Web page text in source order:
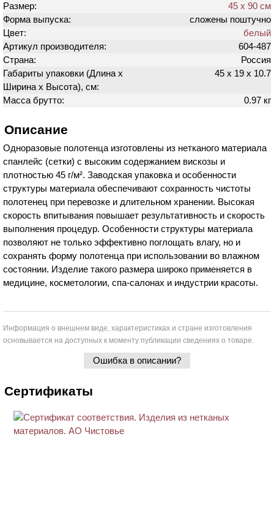
Размер:
45 х 90 см
Форма выпуска:
сложены поштучно
Цвет:
белый
Артикул производителя:
604-487
Страна:
Россия
Габариты упаковки (Длина х
Ширина х Высота), см:
45 х 19 х 10.7
Масса брутто: 0.97 кг
Описание
Одноразовые полотенца изготовлены из нетканого материала
спанлейс (сетки) с высоким содержанием вискозы и
плотностью 45 г/м². Заводская упаковка и особенности
структуры материала обеспечивают сохранность чистоты
полотенец при перевозке и длительном хранении. Высокая
скорость впитывания повышает результативность и скорость
выполнения процедур. Особенности структуры материала
позволяют не только эффективно поглощать влагу, но и
сохранять форму полотенца при использовании во влажном
состоянии. Изделие такого размера широко применяется в
медицине, косметологии, спа-салонах и индустрии красоты.
Информация о внешнем виде, характеристиках и стране изготовления
основывается на доступных к моменту публикации сведениях о товаре.
Ошибка в описании?
Сертификаты